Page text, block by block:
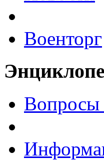
Военторг
Вопросы